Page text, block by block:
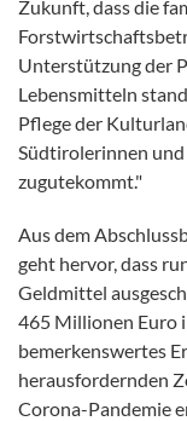
Zukunft, dass die
Unterstützung der
Lebensmitteln
Pflege der
Südtirolerinnen
zugutekommt."
Aus dem
geht hervor, dass
Geldmittel
465 Millionen Euro
bemerkenswertes
herausfordernden
Corona-Pandemie